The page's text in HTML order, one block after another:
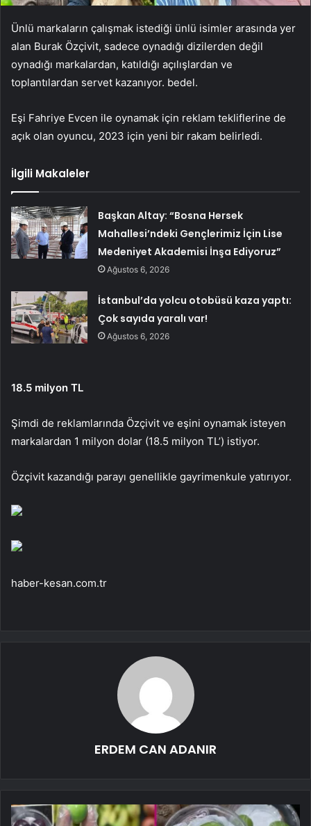
Ünlü markaların çalışmak istediği ünlü isimler arasında yer
alan Burak Özçivit, sadece oynadığı dizilerden değil
oynadığı markalardan, katıldığı açılışlardan ve
toplantılardan servet kazanıyor. bedel.
Eşi Fahriye Evcen ile oynamak için reklam tekliflerine de
açık olan oyuncu, 2023 için yeni bir rakam belirledi.
İlgili Makaleler
Başkan Altay: “Bosna Hersek
Mahallesi’ndeki Gençlerimiz İçin Lise
Medeniyet Akademisi İnşa Ediyoruz”
Ağustos 6, 2026
İstanbul’da yolcu otobüsü kaza yaptı:
Çok sayıda yaralı var!
Ağustos 6, 2026
18.5 milyon TL
Şimdi de reklamlarında Özçivit ve eşini oynamak isteyen
markalardan 1 milyon dolar (18.5 milyon TL’) istiyor.
Özçivit kazandığı parayı genellikle gayrimenkule yatırıyor.
haber-kesan.com.tr
ERDEM CAN ADANIR